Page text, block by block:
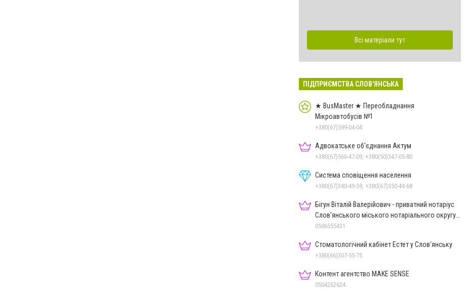
Всі матеріали тут
ПІДПРИЄМСТВА СЛОВ'ЯНСЬКА
★ BusMaster ★ Переобладнання
Мікроавтобусів №1
+380(67)599-04-04
Адвокатське об'єднання Актум
+380(67)566-47-09, +380(50)347-05-80
Система сповіщення населення
+380(67)340-49-59, +380(67)350-44-68
Бігун Віталій Валерійович - приватний нотаріус
Слов'янського міського нотаріального округу
Дон.обл.
0506555431
Стоматологічний кабінет Естет у Слов'янську
+380(66)307-55-75
Контент агентство MAKE SENSE
0504262624